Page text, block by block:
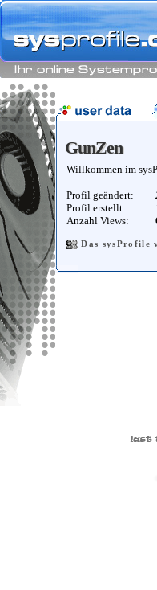
GunZen
GunZen
Willkommen im
Profil geändert:
Profil erstellt:
Anzahl Views:
Das sysProfile